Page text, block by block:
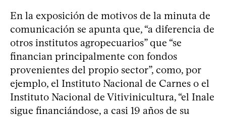
En la exposición de motivos de la minuta de
comunicación se apunta que, “a diferencia de
otros institutos agropecuarios” que “se
financian principalmente con fondos
provenientes del propio sector”, como, por
ejemplo, el Instituto Nacional de Carnes o el
Instituto Nacional de Vitivinicultura, “el Inale
sigue financiándose, a casi 19 años de su